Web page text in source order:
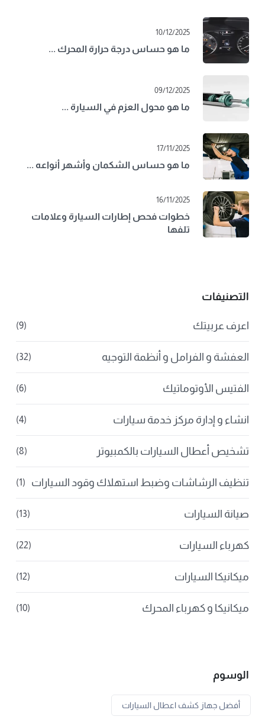
10/12/2025
ما هو حساس درجة حرارة المحرك ...
09/12/2025
ما هو محول العزم في السيارة ...
17/11/2025
ما هو حساس الشكمان وأشهر أنواعه ...
16/11/2025
خطوات فحص إطارات السيارة وعلامات
تلفها
التصنيفات
اعرف عربيتك (9)
العفشة و الفرامل و أنظمة التوجيه (32)
الفتيس الأوتوماتيك (6)
انشاء و إدارة مركز خدمة سيارات (4)
تشخيص أعطال السيارات بالكمبيوتر (8)
تنظيف الرشاشات وضبط استهلاك وقود السيارات (1)
صيانة السيارات (13)
كهرباء السيارات (22)
ميكانيكا السيارات (12)
ميكانيكا و كهرباء المحرك (10)
الوسوم
أفضل جهاز كشف اعطال السيارات